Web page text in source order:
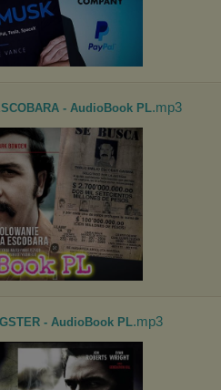
- AudioBook PL.mp3
- AudioBook PL.mp3